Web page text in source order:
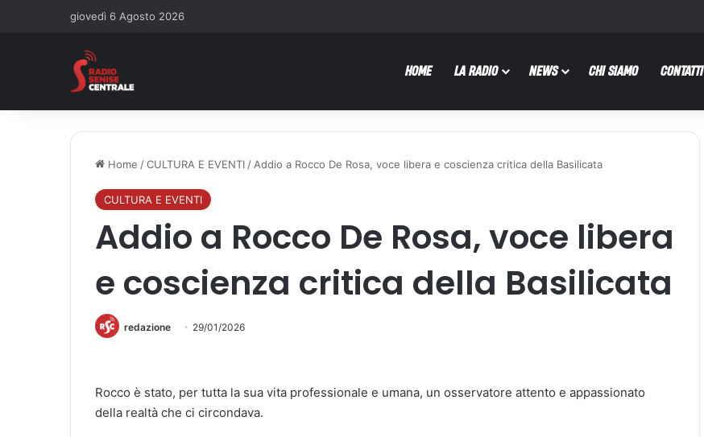
giovedì 6 Agosto 2026
HOME LA RADIO NEWS CHI SIAMO CONTATTI
Home /CULTURA E EVENTI / Addio a Rocco De Rosa, voce libera e coscienza critica della Basilicata
CULTURA E EVENTI
Addio a Rocco De Rosa, voce libera
e coscienza critica della Basilicata
redazione 29/01/2026
Rocco è stato, per tutta la sua vita professionale e umana, un osservatore attento e appassionato
della realtà che ci circondava.